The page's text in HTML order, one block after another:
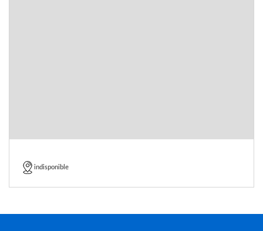
indisponible